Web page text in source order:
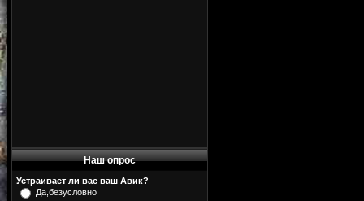
Наш опрос
Устраивает ли вас ваш Авик?
Да,безусловно